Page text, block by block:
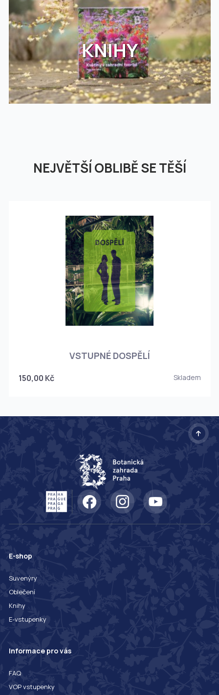
KNIHY
NEJVĚTŠÍ OBLIBĚ SE TĚŠÍ
VSTUPNÉ DOSPĚLÍ
150,00 Kč Skladem
E-shop
Suvenýry
Oblečení
Knihy
E-vstupenky
Informace pro vás
FAQ
VOP vstupenky